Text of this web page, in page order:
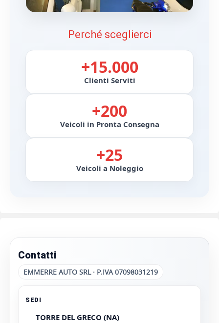
Perché sceglierci
+15.000
Clienti Serviti
+200
Veicoli in Pronta Consegna
+25
Veicoli a Noleggio
Contatti
EMMERRE AUTO SRL · P.IVA 07098031219
SEDI
TORRE DEL GRECO (NA)